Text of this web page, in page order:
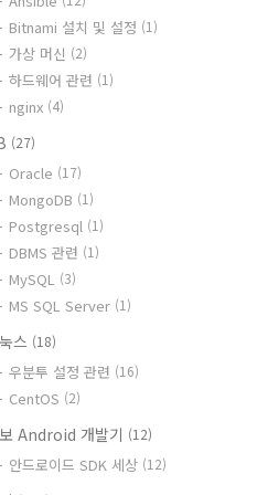
Bitnami 설치 및 설정 (1)
가상 머신 (2)
하드웨어 관련 (1)
nginx (4)
(27)
Oracle (17)
MongoDB (1)
Postgresql (1)
DBMS 관련 (1)
MySQL (3)
MS SQL Server (1)
스 (18)
우분투 설정 관련 (16)
CentOS (2)
Android 개발기 (12)
안드로이드 SDK 세상 (12)